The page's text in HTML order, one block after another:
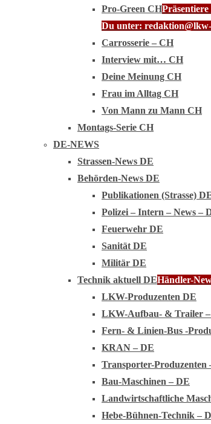
Pro-Green CH
Du unter:
Carrosserie – CH
Interview mit… CH
Deine Meinung CH
Frau im Alltag CH
Von Mann zu Mann CH
Montags-Serie CH
DE-NEWS
Strassen-News DE
Behörden-News DE
Publikationen (Strasse)
Polizei – Intern – News –
Feuerwehr DE
Sanität DE
Militär DE
Technik aktuell DEHändler-
LKW-Produzenten DE
LKW-Aufbau- & Trailer
Fern- & Linien-Bus -
KRAN – DE
Transporter-Produzenten
Bau-Maschinen – DE
Landwirtschaftliche
Hebe-Bühnen-Technik –